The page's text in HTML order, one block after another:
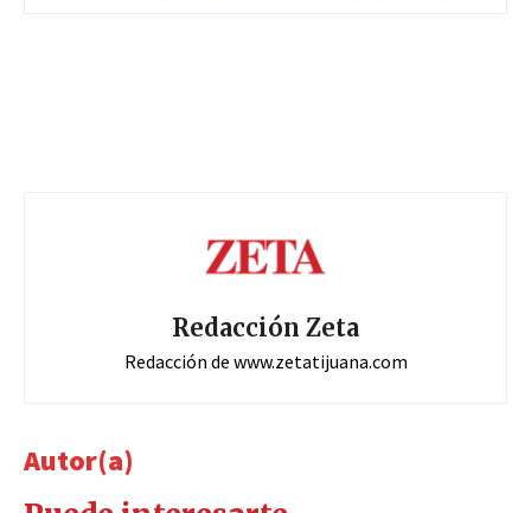
Redacción Zeta
Redacción de www.zetatijuana.com
Autor(a)